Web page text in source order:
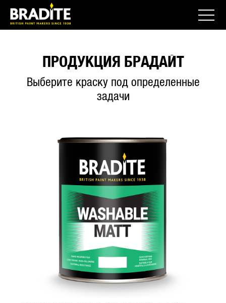
ПРОДУКЦИЯ БРАДАЙТ
Выберите краску под определенные
задачи